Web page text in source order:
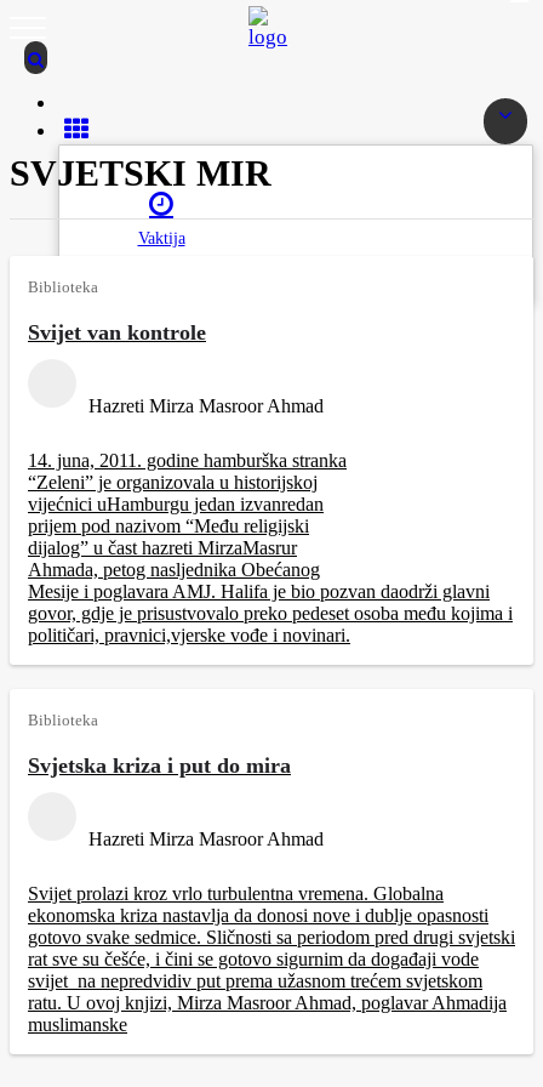
Vaktija
SVJETSKI MIR
Biblioteka
Svijet van kontrole
Hazreti Mirza Masroor Ahmad
14. juna, 2011. godine hamburška stranka
“Zeleni” je organizovala u historijskoj
vijećnici uHamburgu jedan izvanredan
prijem pod nazivom “Među religijski
dijalog” u čast hazreti MirzaMasrur
Ahmada, petog nasljednika Obećanog
Mesije i poglavara AMJ. Halifa je bio pozvan daodrži glavni
govor, gdje je prisustvovalo preko pedeset osoba među kojima i
političari, pravnici,vjerske vođe i novinari.
Biblioteka
Svjetska kriza i put do mira
Hazreti Mirza Masroor Ahmad
Svijet prolazi kroz vrlo turbulentna vremena. Globalna
ekonomska kriza nastavlja da donosi nove i dublje opasnosti
gotovo svake sedmice. Sličnosti sa periodom pred drugi svjetski
rat sve su češće, i čini se gotovo sigurnim da događaji vode
svijet na nepredvidiv put prema užasnom trećem svjetskom
ratu. U ovoj knjizi, Mirza Masroor Ahmad, poglavar Ahmadija
muslimanske